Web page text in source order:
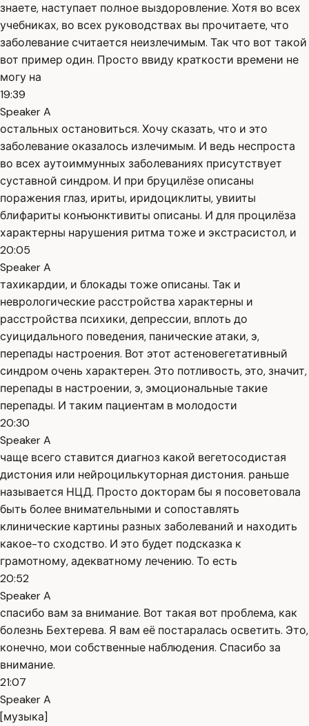
знаете, наступает полное выздоровление. Хотя во всех
учебниках, во всех руководствах вы прочитаете, что
заболевание считается неизлечимым. Так что вот такой
вот пример один. Просто ввиду краткости времени не
могу на
19:39
Speaker A
остальных остановиться. Хочу сказать, что и это
заболевание оказалось излечимым. И ведь неспроста
во всех аутоиммунных заболеваниях присутствует
суставной синдром. И при бруцилёзе описаны
поражения глаз, ириты, иридоциклиты, увииты
блифариты конъюнктивиты описаны. И для процилёза
характерны нарушения ритма тоже и экстрасистол, и
20:05
Speaker A
тахикардии, и блокады тоже описаны. Так и
неврологические расстройства характерны и
расстройства психики, депрессии, вплоть до
суицидального поведения, панические атаки, э,
перепады настроения. Вот этот астеновегетативный
синдром очень характерен. Это потливость, это, значит,
перепады в настроении, э, эмоциональные такие
перепады. И таким пациентам в молодости
20:30
Speaker A
чаще всего ставится диагноз какой вегетосодистая
дистония или нейроцилькуторная дистония. раньше
называется НЦД. Просто докторам бы я посоветовала
быть более внимательными и сопоставлять
клинические картины разных заболеваний и находить
какое-то сходство. И это будет подсказка к
грамотному, адекватному лечению. То есть
20:52
Speaker A
спасибо вам за внимание. Вот такая вот проблема, как
болезнь Бехтерева. Я вам её постаралась осветить. Это,
конечно, мои собственные наблюдения. Спасибо за
внимание.
21:07
Speaker A
[музыка]